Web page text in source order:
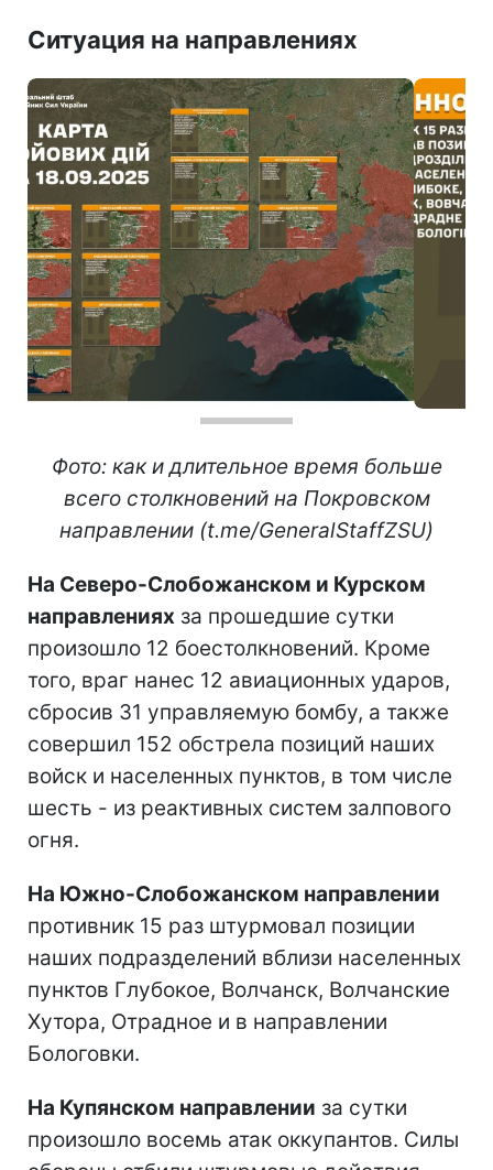
Ситуация на направлениях
Фото: как и длительное время больше
всего столкновений на Покровском
направлении (t.me/GeneralStaffZSU)
На Северо-Слобожанском и Курском
направлениях за прошедшие сутки
произошло 12 боестолкновений. Кроме
того, враг нанес 12 авиационных ударов,
сбросив 31 управляемую бомбу, а также
совершил 152 обстрела позиций наших
войск и населенных пунктов, в том числе
шесть - из реактивных систем залпового
огня.
На Южно-Слобожанском направлении
противник 15 раз штурмовал позиции
наших подразделений вблизи населенных
пунктов Глубокое, Волчанск, Волчанские
Хутора, Отрадное и в направлении
Бологовки.
На Купянском направлении за сутки
произошло восемь атак оккупантов. Силы